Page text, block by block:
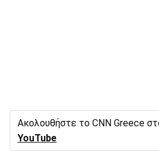
Ακολουθήστε το CNN Greece
YouTube